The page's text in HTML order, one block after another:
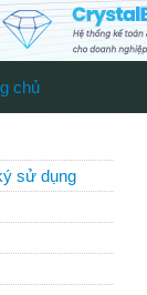
sử dụng